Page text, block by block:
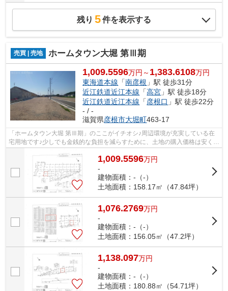
残り 5件を表示する
売買 | 売地 ホームタウン大堀 第Ⅲ期
1,009.5596万円～ 1,383.6108万円
東海道本線 「南彦根 」駅 徒歩31分
近江鉄道近江本線 「高宮 」駅 徒歩18分
近江鉄道近江本線 「彦根口 」駅 徒歩22分
- / -
滋賀県彦根市大堀町463-17
「ホームタウン大堀 第Ⅲ期」のここがイチオシ♪周辺環境が充実している在
宅用地です♪少しでも金銭的な負担を減らすために、土地の購入価格は安く抑
1,009.5596万円
-
建物面積：-（-）
土地面積：158.17㎡（47.84坪）
1,076.2769万円
-
建物面積：-（-）
土地面積：156.05㎡（47.2坪）
1,138.097万円
-
建物面積：-（-）
土地面積：180.88㎡（54.71坪）